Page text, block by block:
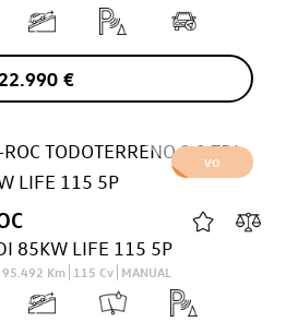
22.990 €
VO
85KW LIFE 115 5P
95.492 Km 115 Cv MANUAL